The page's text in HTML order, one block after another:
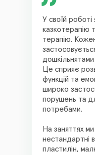
У своїй роботі
казкотерапію
терапію.
дошкільнятами
Це сприяє
функцій та
широко
порушень та
потребами.
На заняттях
нестандартні
пластилін,